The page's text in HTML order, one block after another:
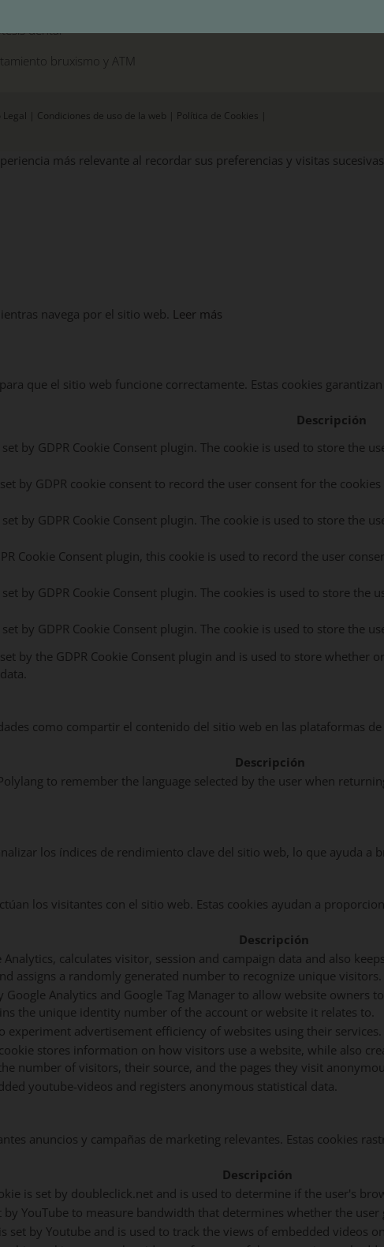
dental
bruxismo y ATM
Legal Condiciones de uso de la web Política de Cookies
más relevante al recordar sus preferencias y visitas
navega por el sitio web. Leer más
que el sitio web funcione correctamente. Estas cookies
Descripción
by GDPR Cookie Consent plugin. The cookie is used to store the
by GDPR cookie consent to record the user consent for the
by GDPR Cookie Consent plugin. The cookie is used to store the
Cookie Consent plugin, this cookie is used to record the user
by GDPR Cookie Consent plugin. The cookies is used to store the
by GDPR Cookie Consent plugin. The cookie is used to store the
by the GDPR Cookie Consent plugin and is used to store whether
como compartir el contenido del sitio web en las plataformas
Descripción
to remember the language selected by the user when
los índices de rendimiento clave del sitio web, lo que ayuda a
los visitantes con el sitio web. Estas cookies ayudan a
Descripción
calculates visitor, session and campaign data and also
assigns a randomly generated number to recognize unique visitors.
Google Analytics and Google Tag Manager to allow website owners
the unique identity number of the account or website it relates to.
experiment advertisement efficiency of websites using their services.
stores information on how visitors use a website, while also
number of visitors, their source, and the pages they visit
youtube-videos and registers anonymous statistical data.
anuncios y campañas de marketing relevantes. Estas cookies
Descripción
is set by doubleclick.net and is used to determine if the user's
by YouTube to measure bandwidth that determines whether the
set by Youtube and is used to track the views of embedded videos